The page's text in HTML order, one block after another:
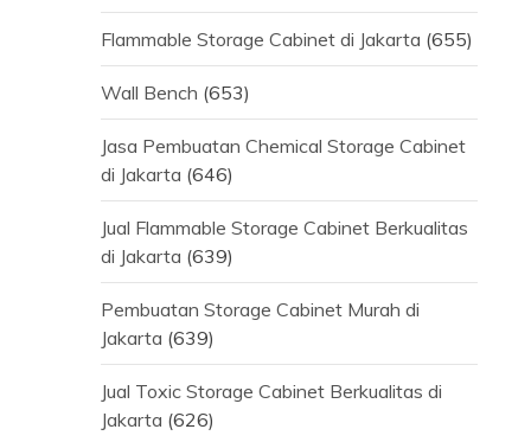
Flammable Storage Cabinet di Jakarta (655)
Wall Bench (653)
Jasa Pembuatan Chemical Storage Cabinet
di Jakarta (646)
Jual Flammable Storage Cabinet Berkualitas
di Jakarta (639)
Pembuatan Storage Cabinet Murah di
Jakarta (639)
Jual Toxic Storage Cabinet Berkualitas di
Jakarta (626)